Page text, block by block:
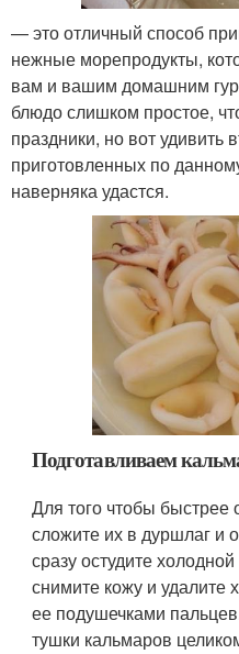
— это отличный способ
нежные морепродукты,
вам и вашим домашним
блюдо слишком простое,
праздники, но вот удивить
приготовленных по
наверняка удастся.
Подготавливаем
Для того чтобы быстрее
сложите их в дуршлаг и
сразу остудите
снимите кожу и удалите
ее подушечками
тушки кальмаров